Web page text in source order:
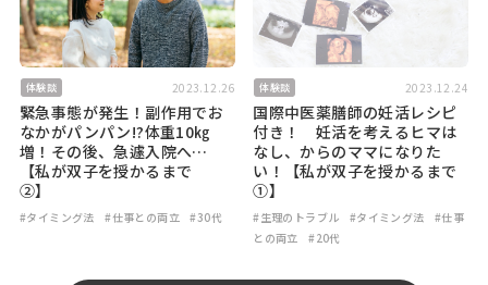
体験談 2023.12.26
緊急事態が発生！副作用でお
なかがパンパン!?体重10㎏
増！その後、急遽入院へ…
【私が双子を授かるまで
②】
#タイミング法 #仕事との両立 #30代
体験談 2023.12.24
国際中医薬膳師の妊活レシピ
付き！ 妊活を考えるヒマは
なし、からのママになりた
い！【私が双子を授かるまで
①】
#生理のトラブル #タイミング法
#仕事
との両立
#20代